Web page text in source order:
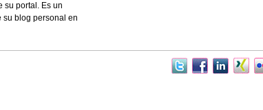
su portal. Es un
su blog personal en